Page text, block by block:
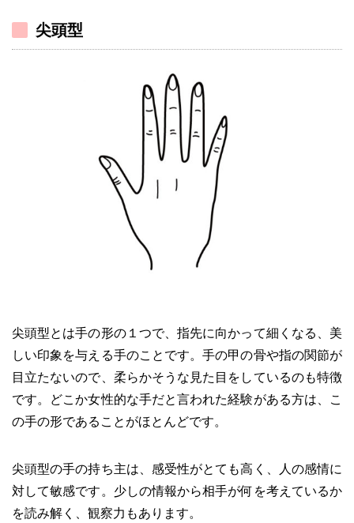
尖頭型
尖頭型とは手の形の１つで、指先に向かって細くなる、美
しい印象を与える手のことです。手の甲の骨や指の関節が
目立たないので、柔らかそうな見た目をしているのも特徴
です。どこか女性的な手だと言われた経験がある方は、こ
の手の形であることがほとんどです。
尖頭型の手の持ち主は、感受性がとても高く、人の感情に
対して敏感です。少しの情報から相手が何を考えているか
を読み解く、観察力もあります。